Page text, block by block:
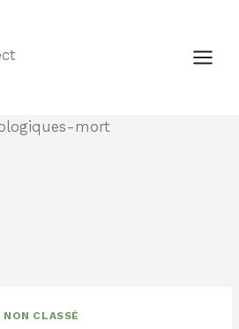
NON CLASSÉ